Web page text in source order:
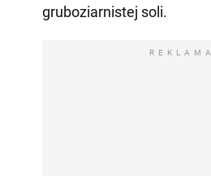
gruboziarnistej soli.
REKLAMA